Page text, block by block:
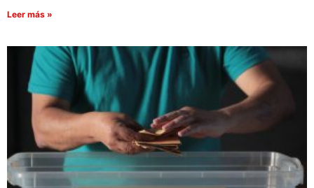
Leer más »